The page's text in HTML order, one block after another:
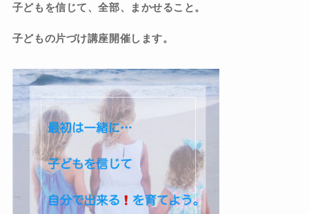
子どもを信じて、全部、まかせること。
子どもの片づけ講座開催します。